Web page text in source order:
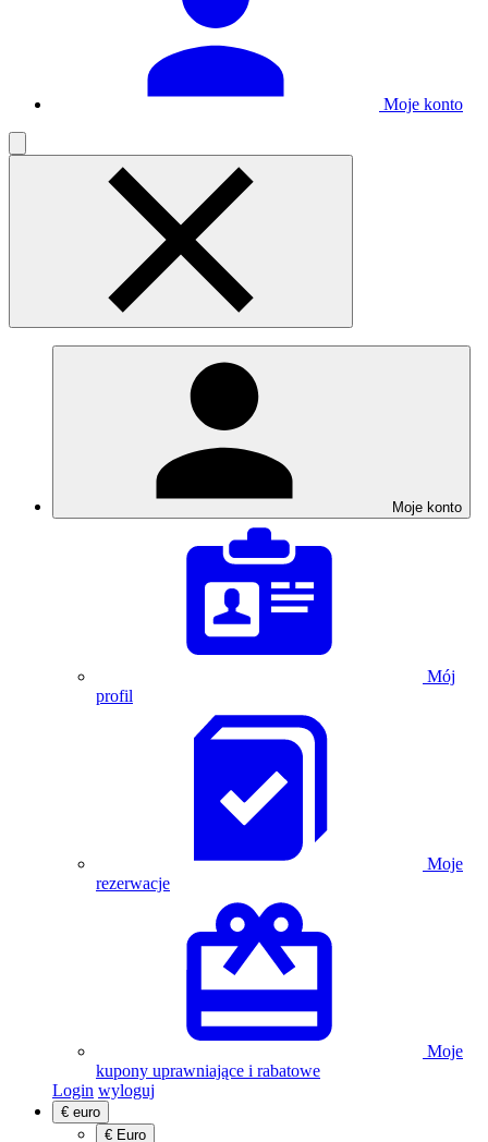
Moje konto
Moje konto
Mój
profil
Moje
rezerwacje
Moje
kupony uprawniające i rabatowe
Login wyloguj
€ euro
€ Euro